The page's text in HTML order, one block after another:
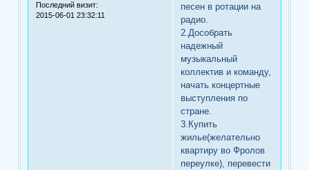
Последний визит:
2015-06-01 23:32:11
песен в ротации на
радио.
2.Дособрать
надежный
музыкальный
коллектив и команду,
начать концертные
выступления по
стране.
3.Купить
жилье(желательно
квартиру во Фролов
переулке), перевести